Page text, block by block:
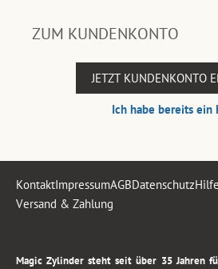
ZUM KUNDENKONTO
JETZT KUNDENKONTO
Ich habe bereits ein
KontaktImpressumAGBDatenschutzHilfe
Versand & Zahlung
Magic Zylinder steht seit über 35 Jahren